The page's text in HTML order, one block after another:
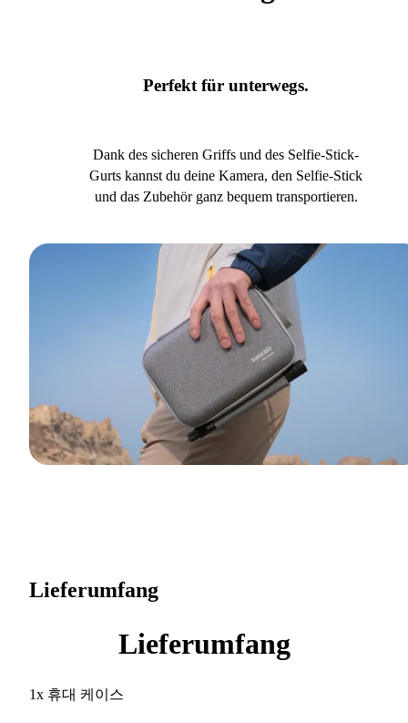
Perfekt für unterwegs.
Dank des sicheren Griffs und des Selfie-Stick-
Gurts kannst du deine Kamera, den Selfie-Stick
und das Zubehör ganz bequem transportieren.
Lieferumfang
Lieferumfang
1x 휴대 케이스